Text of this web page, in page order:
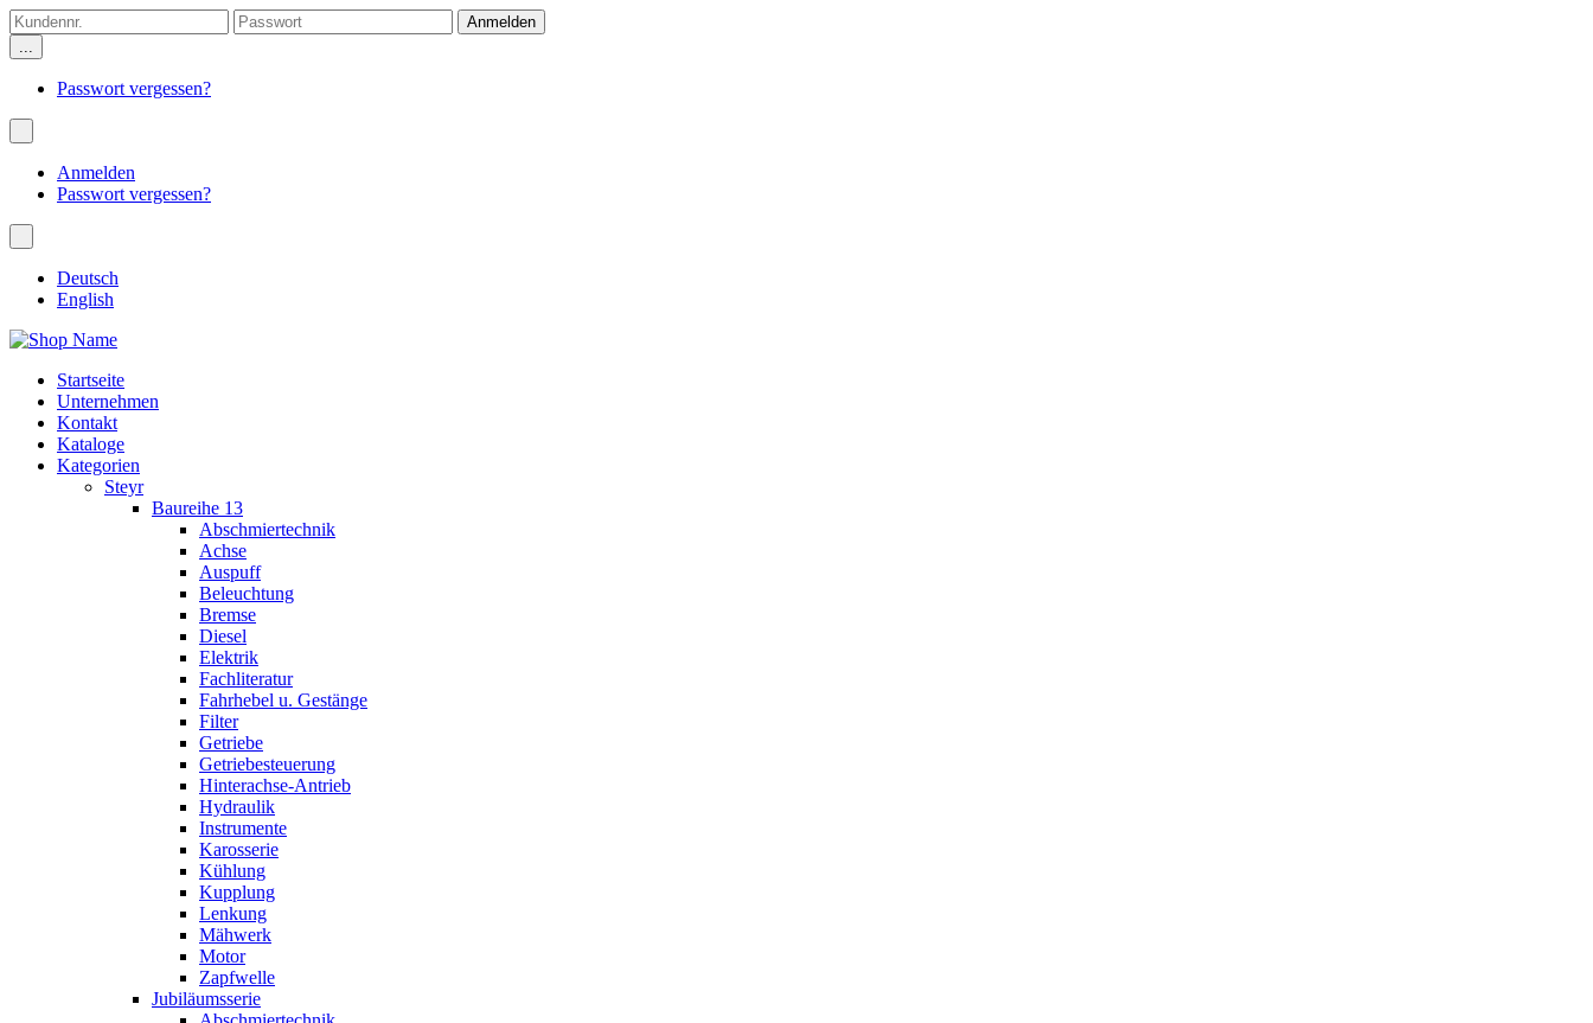
...
Passwort vergessen?
Anmelden
Passwort vergessen?
Deutsch
English
Startseite
Unternehmen
Kontakt
Kataloge
Kategorien
Steyr
Baureihe 13
Abschmiertechnik
Achse
Auspuff
Beleuchtung
Bremse
Diesel
Elektrik
Fachliteratur
Fahrhebel u. Gestänge
Filter
Getriebe
Getriebesteuerung
Hinterachse-Antrieb
Hydraulik
Instrumente
Karosserie
Kühlung
Kupplung
Lenkung
Mähwerk
Motor
Zapfwelle
Jubiläumsserie